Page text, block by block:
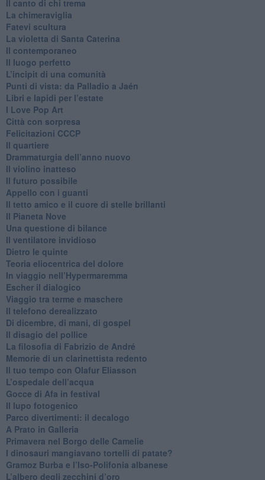
​Il canto di chi trema
La chimeraviglia
​Fatevi scultura
​La violetta di Santa Caterina
​Il contemporaneo
​Il luogo perfetto
​L’incipit di una comunità
Punti di vista: da Palladio a Jaén
​Libri e lapidi per l’estate
​I Love Pop Art
Città con sorpresa
Felicitazioni CCCP
​Il quartiere
​Drammaturgia dell’anno nuovo
​Il violino inatteso
​Il futuro possibile
​Appello con i guanti
​Il tetto amico e il cuore di stelle brillanti
​Il Pianeta Nove
​Una questione di bilance
​Il ventilatore invidioso
​Dietro le quinte
​Teoria eliocentrica del dolore
In viaggio nell’Hypermaremma
​Escher il dialogico
​Viaggio tra terme e maschere
Il telefono derealizzato
​Di dicembre, di mani, di gospel
​Il disagio del pollice
​La filosofia di Fabrizio de André
Memorie di un clarinettista redento
​Il tuo tempo con Olafur Eliasson
​L’ospedale dell’acqua
​Gocce di Afa in festival
​Il lupo fotogenico
​Parco divertimenti: il decalogo
​A Prato in Galleria
​Primavera nel Borgo delle Camelie
I dinosauri mangiavano tortelli di patate?
​Gramoz Burba e l’Iso-Polifonia albanese
L’albero degli zecchini d’oro